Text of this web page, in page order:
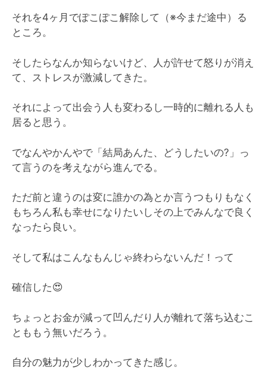
それを4ヶ月でぽこぽこ解除して（※今まだ途中）る
ところ。
そしたらなんか知らないけど、人が許せて怒りが消え
て、ストレスが激減してきた。
それによって出会う人も変わるし一時的に離れる人も
居ると思う。
でなんやかんやで「結局あんた、どうしたいの?」っ
て言うのを考えながら進んでる。
ただ前と違うのは変に誰かの為とか言うつもりもなく
もちろん私も幸せになりたいしその上でみんなで良く
なったら良い。
そして私はこんなもんじゃ終わらないんだ！って
確信した😍
ちょっとお金が減って凹んだり人が離れて落ち込むこ
とももう無いだろう。
自分の魅力が少しわかってきた感じ。